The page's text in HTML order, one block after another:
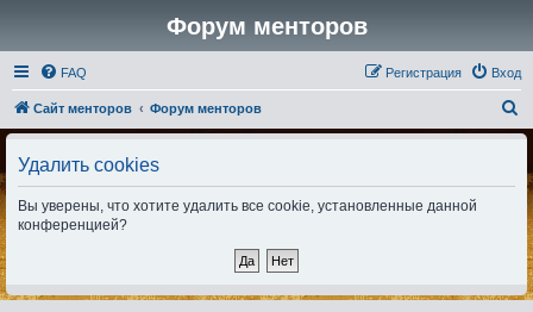
Форум менторов
FAQ Вход
Регистрация
Сайт менторов Форум менторов
о
Удалить cookies
Вы уверены, что хотите удалить все cookie, установленные данной
конференцией?